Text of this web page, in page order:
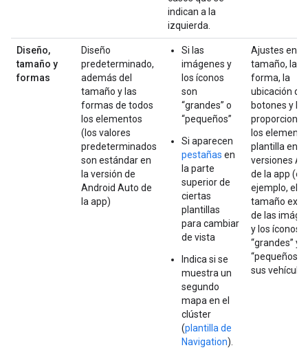
indican a la
izquierda.
Diseño,
tamaño y
formas
Diseño
predeterminado,
además del
tamaño y las
formas de todos
los elementos
(los valores
predeterminados
son estándar en
la versión de
Android Auto de
la app)
Si las
imágenes y
los íconos
son
“grandes” o
“pequeños”
Si aparecen
pestañas en
la parte
superior de
ciertas
plantillas
para cambiar
de vista
Indica si se
muestra un
segundo
mapa en el
clúster
(plantilla de
Navigation).
Ajustes en el
tamaño, la
forma, la
ubicación de
botones y las
los
plantilla en
versiones
de la app (o,
ejemplo, el
tamaño
de las
y los íconos
“grandes” y
“pequeños”
sus